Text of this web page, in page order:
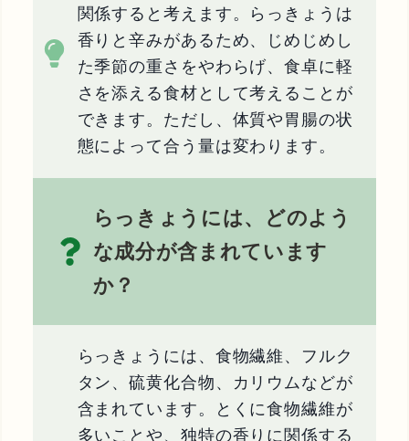
関係すると考えます。らっきょうは
香りと辛みがあるため、じめじめし
た季節の重さをやわらげ、食卓に軽
さを添える食材として考えることが
できます。ただし、体質や胃腸の状
態によって合う量は変わります。
らっきょうには、どのよう
な成分が含まれています
か？
らっきょうには、食物繊維、フルク
タン、硫黄化合物、カリウムなどが
含まれています。とくに食物繊維が
多いことや、独特の香りに関係する